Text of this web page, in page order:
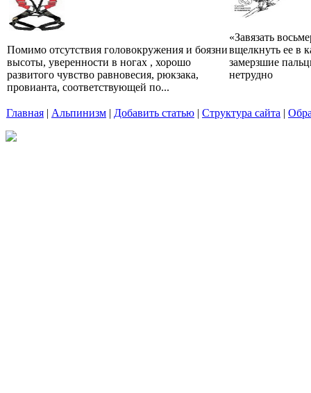
Помимо отсутствия головокружения и боязни
высоты, уверенности в ногах , хорошо
развитого чувство равновесия, рюкзака,
провианта, соответствующей по...
«Завязать
вщелкнуть ее в
замерзшие
нетрудно
Главная | Альпинизм | Добавить статью | Структура сайта |